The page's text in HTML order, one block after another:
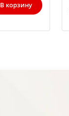
В корзину